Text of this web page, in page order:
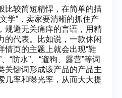
比较简短精悍，在简单的描
学”，卖家要清晰的抓住产
规避无关痛痒的言语，用精
的代表。比如说，一款休闲
情页的主题上就会出现“鞋
“防水”、“遛狗、露营”等词
关键词形成该产品的产品主
几率和曝光率，从而大大提